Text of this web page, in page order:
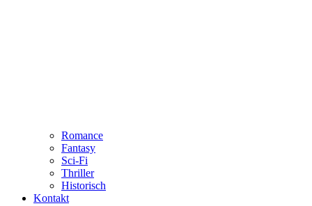
Romance
Fantasy
Sci-Fi
Thriller
Historisch
Kontakt